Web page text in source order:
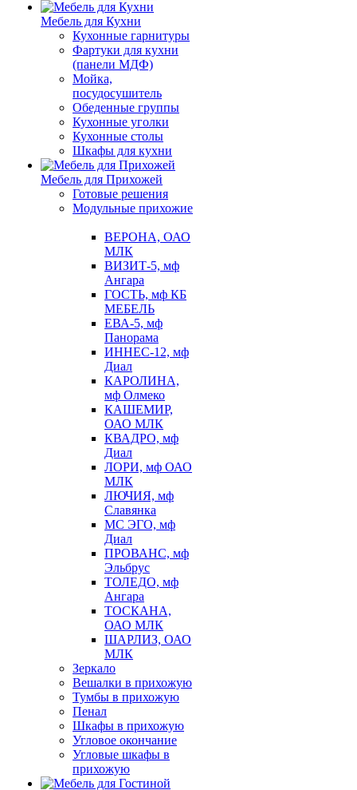
Мебель для Кухни
Кухонные гарнитуры
Фартуки для кухни
(панели МДФ)
Мойка,
посудосушитель
Обеденные группы
Кухонные уголки
Кухонные столы
Шкафы для кухни
Мебель для Прихожей
Готовые решения
Модульные прихожие
ВЕРОНА, ОАО
МЛК
ВИЗИТ-5, мф
Ангара
ГОСТЬ, мф КБ
МЕБЕЛЬ
ЕВА-5, мф
Панорама
ИННЕС-12, мф
Диал
КАРОЛИНА,
мф Олмеко
КАШЕМИР,
ОАО МЛК
КВАДРО, мф
Диал
ЛОРИ, мф ОАО
МЛК
ЛЮЧИЯ, мф
Славянка
МС ЭГО, мф
Диал
ПРОВАНС, мф
Эльбрус
ТОЛЕДО, мф
Ангара
ТОСКАНА,
ОАО МЛК
ШАРЛИЗ, ОАО
МЛК
Зеркало
Вешалки в прихожую
Тумбы в прихожую
Пенал
Шкафы в прихожую
Угловое окончание
Угловые шкафы в
прихожую